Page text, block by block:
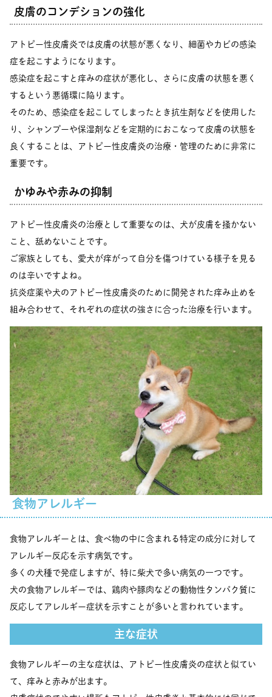
皮膚のコンデションの強化
アトピー性皮膚炎では皮膚の状態が悪くなり、細菌やカビの感染
症を起こすようになります。
感染症を起こすと痒みの症状が悪化し、さらに皮膚の状態を悪く
するという悪循環に陥ります。
そのため、感染症を起こしてしまったとき抗生剤などを使用した
り、シャンプーや保湿剤などを定期的におこなって皮膚の状態を
良くすることは、アトピー性皮膚炎の治療・管理のために非常に
重要です。
かゆみや赤みの抑制
アトピー性皮膚炎の治療として重要なのは、犬が皮膚を掻かない
こと、舐めないことです。
ご家族としても、愛犬が痒がって自分を傷つけている様子を見る
のは辛いですよね。
抗炎症薬や犬のアトピー性皮膚炎のために開発された痒み止めを
組み合わせて、それぞれの症状の強さに合った治療を行います。
食物アレルギー
食物アレルギーとは、食べ物の中に含まれる特定の成分に対して
アレルギー反応を示す病気です。
多くの犬種で発症しますが、特に柴犬で多い病気の一つです。
犬の食物アレルギーでは、鶏肉や豚肉などの動物性タンパク質に
反応してアレルギー症状を示すことが多いと言われています。
主な症状
食物アレルギーの主な症状は、アトピー性皮膚炎の症状と似てい
て、痒みと赤みが出ます。